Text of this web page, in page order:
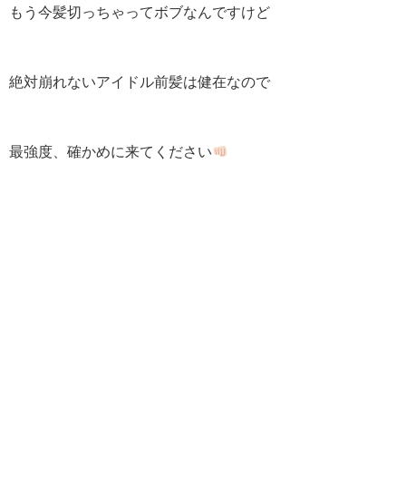
もう今髪切っちゃってボブなんですけど
絶対崩れないアイドル前髪は健在なので
最強度、確かめに来てください